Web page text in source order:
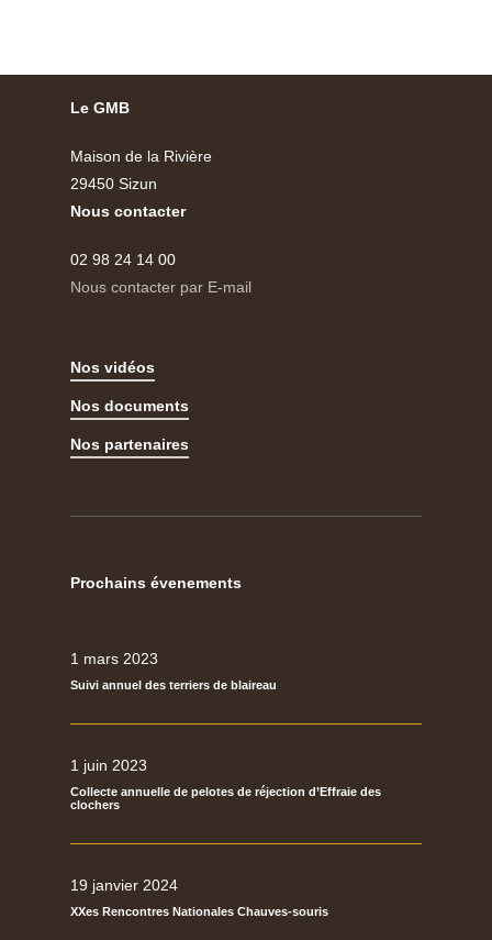
Le GMB
Maison de la Rivière
29450 Sizun
Nous contacter
02 98 24 14 00
Nous contacter par E-mail
Nos vidéos
Nos documents
Nos partenaires
Prochains évenements
1 mars 2023
Suivi annuel des terriers de blaireau
1 juin 2023
Collecte annuelle de pelotes de réjection d’Effraie des
clochers
19 janvier 2024
XXes Rencontres Nationales Chauves-souris